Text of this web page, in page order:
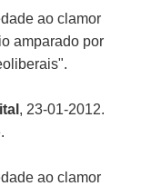
ao clamor
amparado por
, 23-01-2012.
.
ao clamor